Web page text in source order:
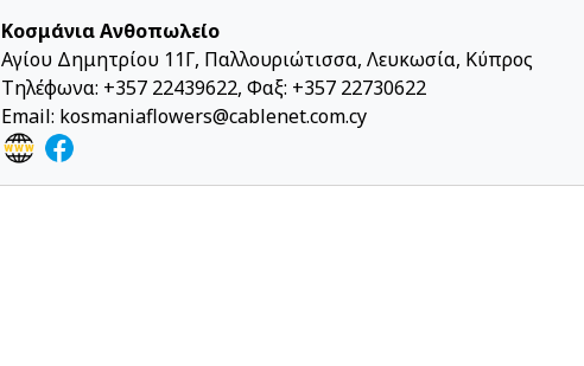
Κοσμάνια Ανθοπωλείο
Αγίου Δημητρίου 11Γ, Παλλουριώτισσα, Λευκωσία, Κύπρος
Τηλέφωνα: +357 22439622, Φαξ: +357 22730622
Email: kosmaniaflowers@cablenet.com.cy